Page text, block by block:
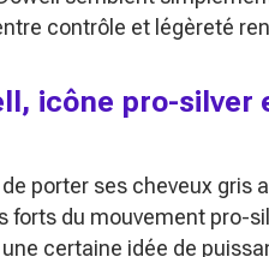
contrôle et légèreté
icône pro-silver
porter ses cheveux gris
forts du mouvement pro-
certaine idée de